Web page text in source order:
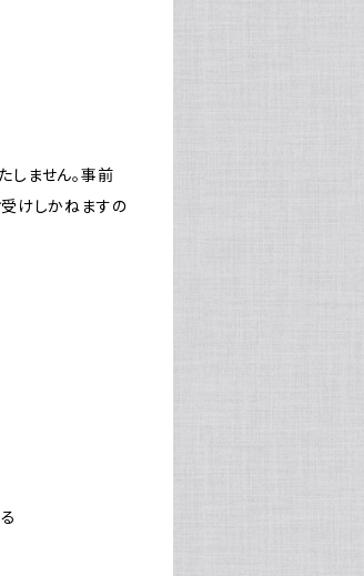
ません。事前
けしかねますの